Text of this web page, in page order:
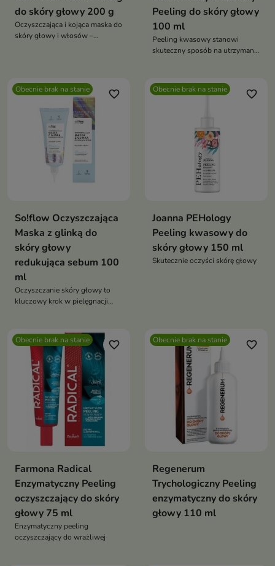
do skóry głowy 200 g
Oczyszczająca i kojąca maska do
skóry głowy i włosów –
Peeling do skóry głowy
100 ml
Peeling kwasowy stanowi
skuteczny sposób na utrzymanie
Obecnie brak na stanie
favorite_border
So!flow Oczyszczająca
Maska z glinką do
skóry głowy
redukująca sebum 100
ml
Oczyszczanie skóry głowy to
kluczowy krok w pielęgnacji
Obecnie brak na stanie favorite_border
Joanna PEHology
Peeling kwasowy do
skóry głowy 150 ml
Skutecznie oczyści skórę głowy
Obecnie brak na stanie favorite_border
Farmona Radical
Enzymatyczny Peeling
oczyszczający do skóry
głowy 75 ml
Enzymatyczny peeling
oczyszczający do wrażliwej
Obecnie brak na stanie favorite_border
Regenerum
Trychologiczny Peeling
enzymatyczny do skóry
głowy 110 ml